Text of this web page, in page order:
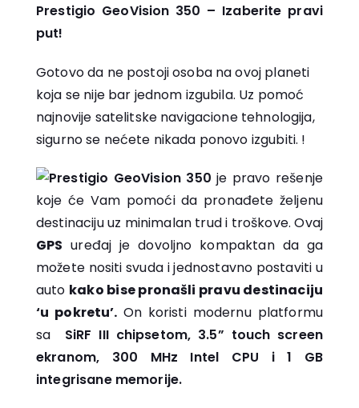
Prestigio GeoVision 350 – Izaberite pravi
put!
Gotovo da ne postoji osoba na ovoj planeti
koja se nije bar jednom izgubila. Uz pomoć
najnovije satelitske navigacione tehnologija,
sigurno se nećete nikada ponovo izgubiti. !
Prestigio GeoVision 350 je pravo rešenje
koje će Vam pomoći da pronađete željenu
destinaciju uz minimalan trud i troškove. Ovaj
GPS uređaj je dovoljno kompaktan da ga
možete nositi svuda i jednostavno postaviti u
auto kako bise pronašli pravu destinaciju
‘u pokretu’. On koristi modernu platformu
sa
SiRF III chipsetom, 3.5” touch screen
ekranom, 300 MHz Intel CPU i 1 GB
integrisane memorije.